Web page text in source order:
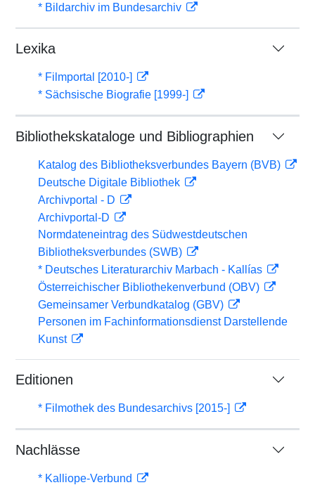
* Bildarchiv im Bundesarchiv
Lexika
* Filmportal [2010-]
* Sächsische Biografie [1999-]
Bibliothekskataloge und Bibliographien
Katalog des Bibliotheksverbundes Bayern (BVB)
Deutsche Digitale Bibliothek
Archivportal - D
Archivportal-D
Normdateneintrag des Südwestdeutschen
Bibliotheksverbundes (SWB)
* Deutsches Literaturarchiv Marbach - Kallías
Österreichischer Bibliothekenverbund (OBV)
Gemeinsamer Verbundkatalog (GBV)
Personen im Fachinformationsdienst Darstellende
Kunst
Editionen
* Filmothek des Bundesarchivs [2015-]
Nachlässe
* Kalliope-Verbund